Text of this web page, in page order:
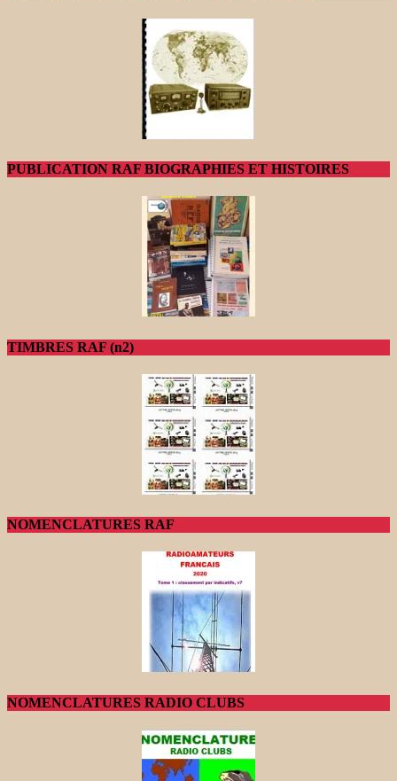
PUBLICATION RAF BIOGRAPHIES ET HISTOIRES
TIMBRES RAF (n2)
NOMENCLATURES RAF
NOMENCLATURES RADIO CLUBS